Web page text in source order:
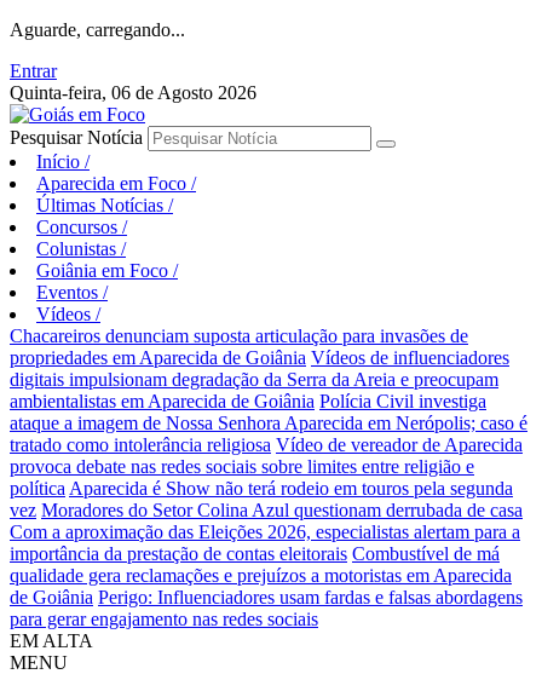
Aguarde, carregando...
Entrar
Quinta-feira, 06 de Agosto 2026
Pesquisar Notícia
Início /
Aparecida em Foco /
Últimas Notícias /
Concursos /
Colunistas /
Goiânia em Foco /
Eventos /
Vídeos /
Chacareiros denunciam suposta articulação para invasões de
propriedades em Aparecida de Goiânia Vídeos de influenciadores
digitais impulsionam degradação da Serra da Areia e preocupam
ambientalistas em Aparecida de Goiânia Polícia Civil investiga
ataque a imagem de Nossa Senhora Aparecida em Nerópolis; caso é
tratado como intolerância religiosa Vídeo de vereador de Aparecida
provoca debate nas redes sociais sobre limites entre religião e
política Aparecida é Show não terá rodeio em touros pela segunda
vez Moradores do Setor Colina Azul questionam derrubada de casa
Com a aproximação das Eleições 2026, especialistas alertam para a
importância da prestação de contas eleitorais Combustível de má
qualidade gera reclamações e prejuízos a motoristas em Aparecida
de Goiânia Perigo: Influenciadores usam fardas e falsas abordagens
para gerar engajamento nas redes sociais
EM ALTA
MENU